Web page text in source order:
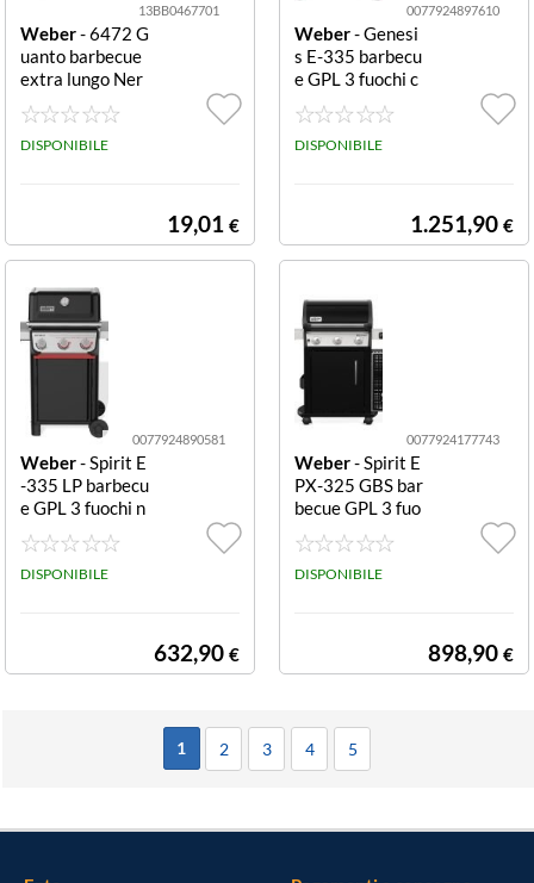
13BB0467701
Weber- 6472 G
uanto barbecue
extra lungo Ner
o Guanto barbec
ue Weber 6472
Nero
DISPONIBILE
19,01 €
0077924897610
Weber- Genesi
s E-335 barbecu
e GPL 3 fuochi c
on laterale Un b
arbecue dalle pr
estazioni superi
riglia Crafted, d
esign accattivan
te e finiture pre
ani ripiegabili, a
rmadietto chius
o e pannello late
rale Weber Wor
ks per riporre gli
accessori. Con f
ornello laterale.
DISPONIBILE
1.251,90 €
0077924890581
Weber- Spirit E
-335 LP barbecu
e GPL 3 fuochi n
ero inox Il miglio
r barbecue entr
y level a tre bru
DISPONIBILE
632,90 €
0077924177743
Weber- Spirit E
PX-325 GBS bar
becue GPL 3 fuo
chi nero inox
DISPONIBILE
898,90 €
1 2 3 4 5